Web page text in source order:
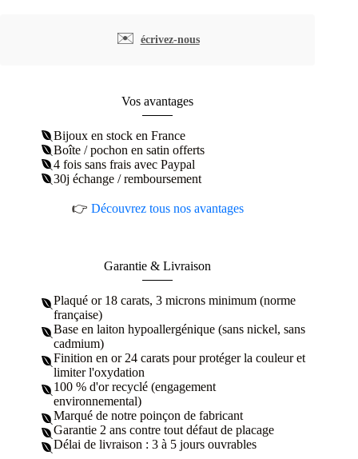
✉️ écrivez-nous
Vos avantages
Bijoux en stock en France
Boîte / pochon en satin offerts
4 fois sans frais avec Paypal
30j échange / remboursement
👉 Découvrez tous nos avantages
Garantie & Livraison
Plaqué or 18 carats, 3 microns minimum (norme
française)
Base en laiton hypoallergénique (sans nickel, sans
cadmium)
Finition en or 24 carats pour protéger la couleur et
limiter l'oxydation
100 % d'or recyclé (engagement
environnemental)
Marqué de notre poinçon de fabricant
Garantie 2 ans contre tout défaut de placage
Délai de livraison : 3 à 5 jours ouvrables